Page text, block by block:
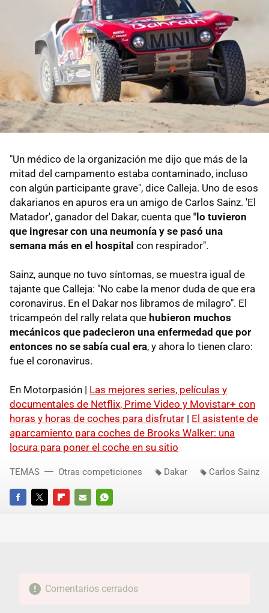
"Un médico de la organización me dijo que más de la
mitad del campamento estaba contaminado, incluso
con algún participante grave", dice Calleja. Uno de esos
dakarianos en apuros era un amigo de Carlos Sainz. 'El
Matador', ganador del Dakar, cuenta que "lo tuvieron
que ingresar con una neumonía y se pasó una
semana más en el hospital con respirador".
Sainz, aunque no tuvo síntomas, se muestra igual de
tajante que Calleja: "No cabe la menor duda de que era
coronavirus. En el Dakar nos libramos de milagro". El
tricampeón del rally relata que hubieron muchos
mecánicos que padecieron una enfermedad que por
entonces no se sabía cual era, y ahora lo tienen claro:
fue el coronavirus.
En Motorpasión | Las mejores series, películas y
documentales de Netflix, Prime Video y Movistar+ con
horas y horas de coches para disfrutar | El asistente de
aparcamiento para coches de Brooks Walker: una
locura para poner el coche en su sitio
FACEBOOKTWITTERFLIPBOARD
E-
WHATSAPP
TEMAS Otras competiciones Dakar Carlos Sainz
Comentarios cerrados